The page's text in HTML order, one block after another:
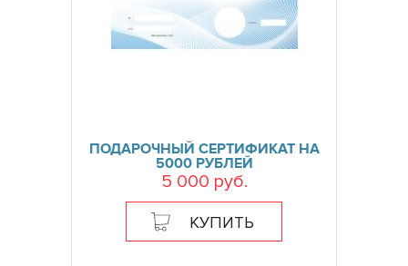
ПОДАРОЧНЫЙ СЕРТИФИКАТ НА
5000 РУБЛЕЙ
5 000 руб.
КУПИТЬ